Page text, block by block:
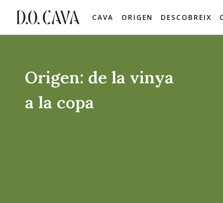
CAVA ORIGEN DESCOBREIX
Origen: de la vinya
a la copa